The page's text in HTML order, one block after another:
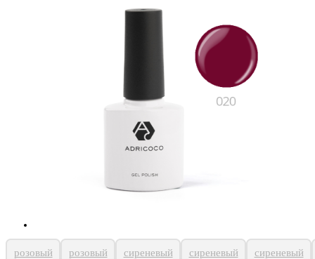
розовый розовый сиреневый сиреневый сиреневый